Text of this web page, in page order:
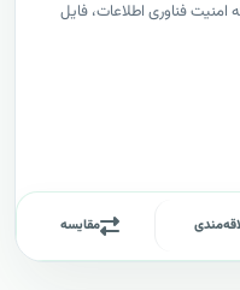
فناوری اطلاعات، فایل
مقایسه